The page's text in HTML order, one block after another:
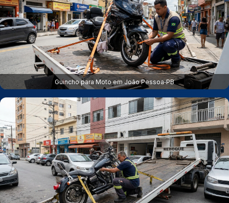
Guincho para Moto em João Pessoa‑PB